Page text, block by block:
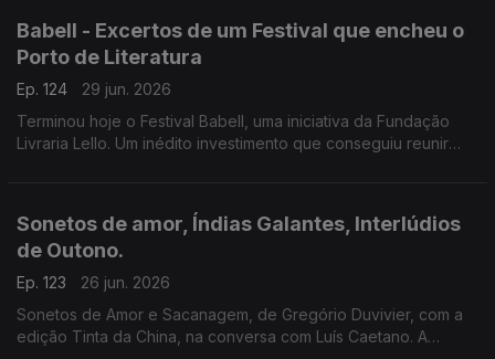
Babell - Excertos de um Festival que encheu o
Porto de Literatura
Ep. 124
29 jun. 2026
Terminou hoje o Festival Babell, uma iniciativa da Fundação
Livraria Lello. Um inédito investimento que conseguiu reunir
Conceição Evaristo, Milton Hatoum e Héctor Abad Faciolince.
Sonetos de amor, Índias Galantes, Interlúdios
de Outono.
Ep. 123
26 jun. 2026
Sonetos de Amor e Sacanagem, de Gregório Duvivier, com a
edição Tinta da China, na conversa com Luís Caetano. A